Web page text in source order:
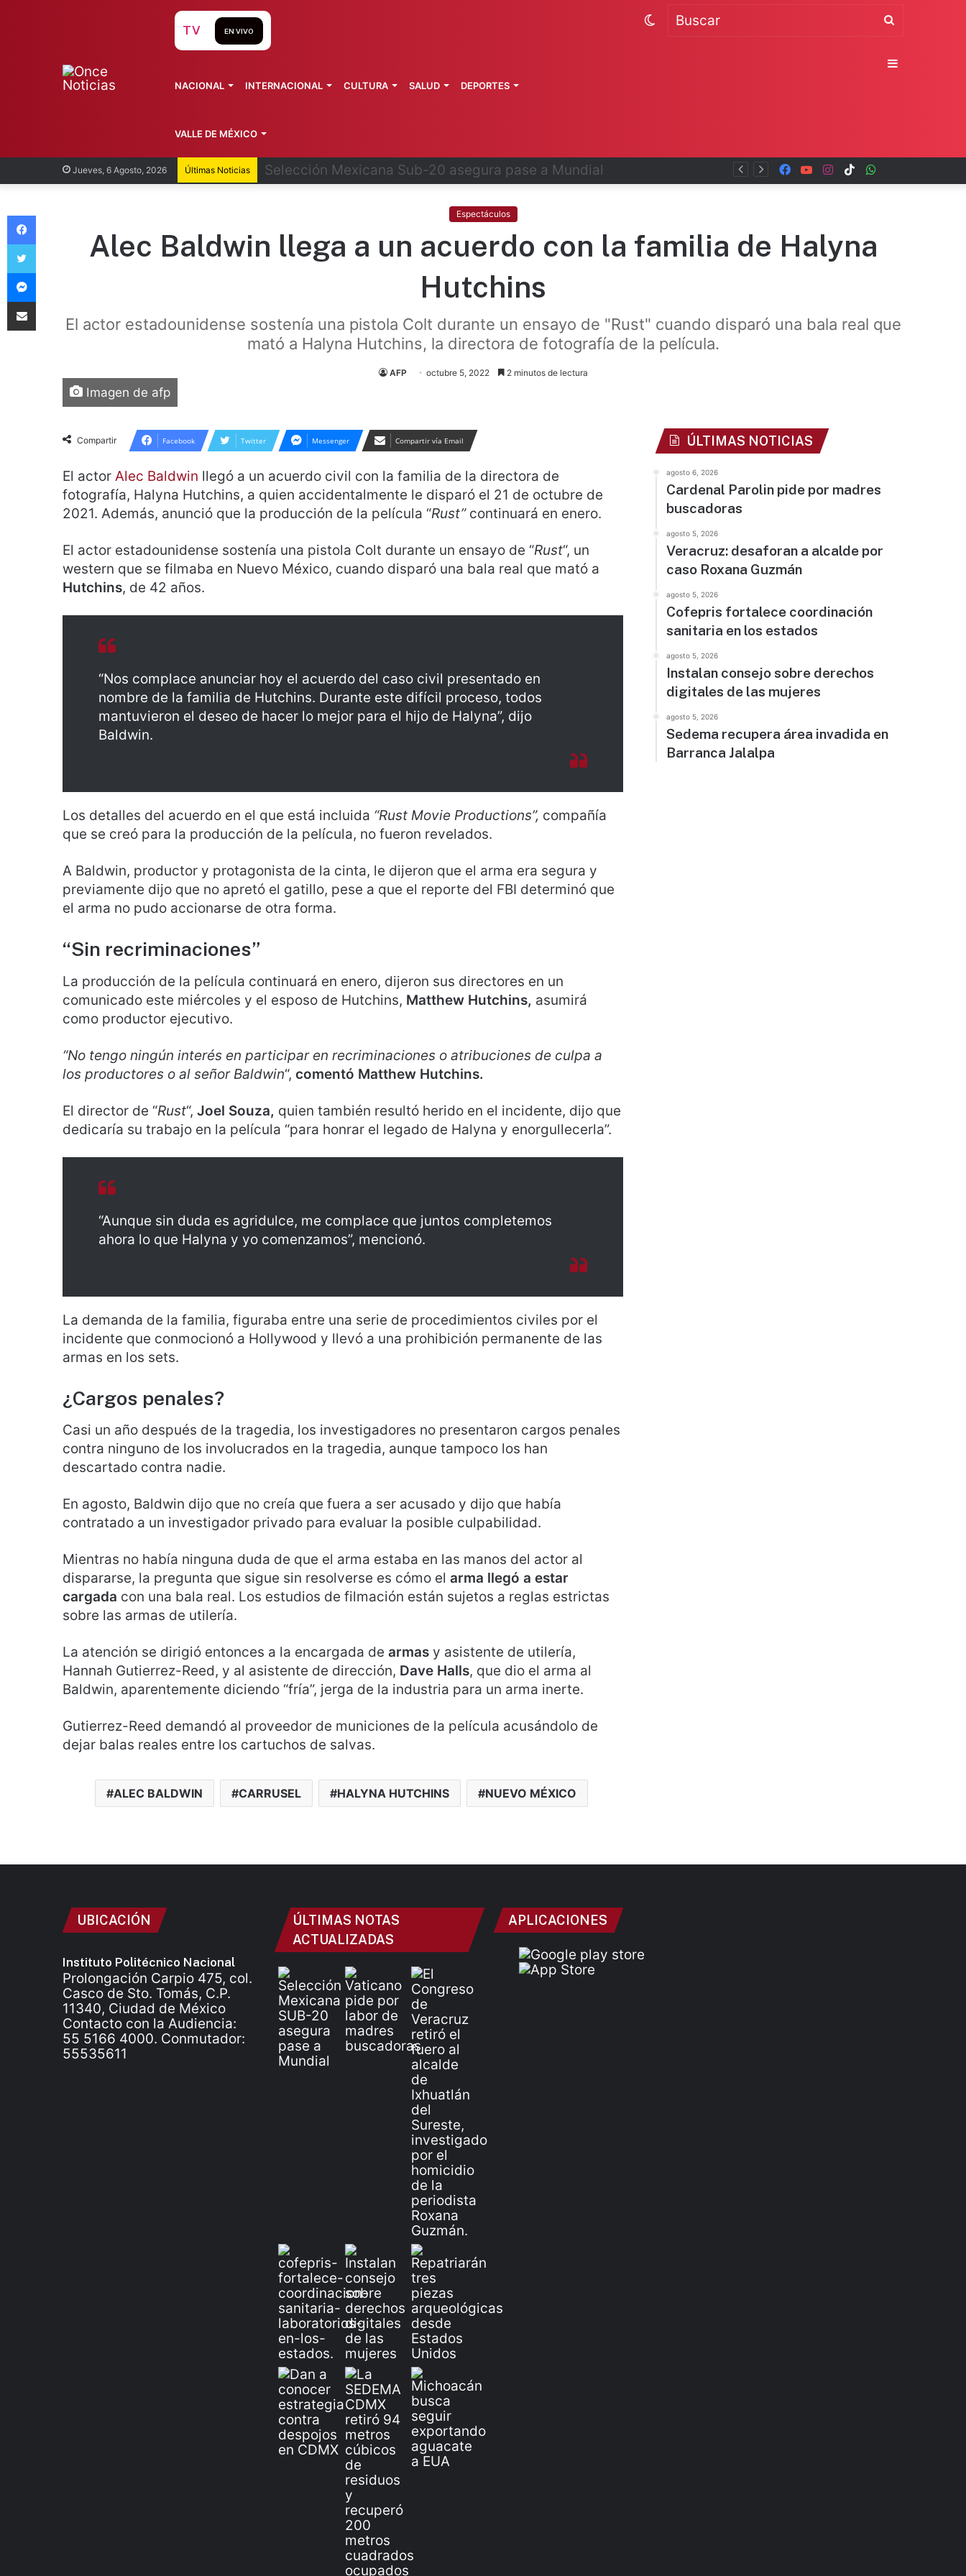
Jueves, 6 Agosto, 2026 Últimas Noticias Cardenal Parolin pide por madres buscadoras TikTok
Instagram
YouTube
Facebook
TV EN VIVO
NACIONAL INTERNACIONAL CULTURA SALUD DEPORTES
VALLE DE MÉXICO
Buscar
Switch
Sidebar
Espectáculos
Alec Baldwin llega a un acuerdo con la familia de Halyna
Hutchins
El actor estadounidense sostenía una pistola Colt durante un ensayo de "Rust" cuando disparó una bala real que
mató a Halyna Hutchins, la directora de fotografía de la película.
AFP octubre 5, 2022 2 minutos de lectura
Imagen de afp
Compartir Facebook Twitter Messenger Compartir vía Email
El actor Alec Baldwin llegó a un acuerdo civil con la familia de la directora de
fotografía, Halyna Hutchins, a quien accidentalmente le disparó el 21 de octubre de
2021. Además, anunció que la producción de la película “Rust”continuará en enero.
El actor estadounidense sostenía una pistola Colt durante un ensayo de “Rust“, un
western que se filmaba en Nuevo México, cuando disparó una bala real que mató a
Hutchins, de 42 años.
“Nos complace anunciar hoy el acuerdo del caso civil presentado en
nombre de la familia de Hutchins. Durante este difícil proceso, todos
mantuvieron el deseo de hacer lo mejor para el hijo de Halyna”, dijo
Baldwin.
Los detalles del acuerdo en el que está incluida “Rust Movie Productions”, compañía
que se creó para la producción de la película, no fueron revelados.
A Baldwin, productor y protagonista de la cinta, le dijeron que el arma era segura y
previamente dijo que no apretó el gatillo, pese a que el reporte del FBI determinó que
el arma no pudo accionarse de otra forma.
“Sin recriminaciones”
La producción de la película continuará en enero, dijeron sus directores en un
comunicado este miércoles y el esposo de Hutchins, Matthew Hutchins, asumirá
como productor ejecutivo.
“No tengo ningún interés en participar en recriminaciones o atribuciones de culpa a
los productores o al señor Baldwin“, comentó Matthew Hutchins.
El director de “Rust“, Joel Souza, quien también resultó herido en el incidente, dijo que
dedicaría su trabajo en la película “para honrar el legado de Halyna y enorgullecerla”.
“Aunque sin duda es agridulce, me complace que juntos completemos
ahora lo que Halyna y yo comenzamos”, mencionó.
La demanda de la familia, figuraba entre una serie de procedimientos civiles por el
incidente que conmocionó a Hollywood y llevó a una prohibición permanente de las
armas en los sets.
¿Cargos penales?
Casi un año después de la tragedia, los investigadores no presentaron cargos penales
contra ninguno de los involucrados en la tragedia, aunque tampoco los han
descartado contra nadie.
En agosto, Baldwin dijo que no creía que fuera a ser acusado y dijo que había
contratado a un investigador privado para evaluar la posible culpabilidad.
Mientras no había ninguna duda de que el arma estaba en las manos del actor al
dispararse, la pregunta que sigue sin resolverse es cómo el arma llegó a estar
cargada con una bala real. Los estudios de filmación están sujetos a reglas estrictas
sobre las armas de utilería.
La atención se dirigió entonces a la encargada de armas y asistente de utilería,
Hannah Gutierrez-Reed, y al asistente de dirección, Dave Halls, que dio el arma al
Baldwin, aparentemente diciendo “fría”, jerga de la industria para un arma inerte.
Gutierrez-Reed demandó al proveedor de municiones de la película acusándolo de
dejar balas reales entre los cartuchos de salvas.
ALEC BALDWIN CARRUSEL HALYNA HUTCHINS NUEVO MÉXICO
ÚLTIMAS NOTICIAS
agosto 6, 2026
Cardenal Parolin pide por madres
buscadoras
agosto 5, 2026
Veracruz: desaforan a alcalde por
caso Roxana Guzmán
agosto 5, 2026
Cofepris fortalece coordinación
sanitaria en los estados
agosto 5, 2026
Instalan consejo sobre derechos
digitales de las mujeres
agosto 5, 2026
Sedema recupera área invadida en
Barranca Jalalpa
UBICACIÓN
Instituto Politécnico Nacional
Prolongación Carpio 475, col.
Casco de Sto. Tomás, C.P.
11340, Ciudad de México
Contacto con la Audiencia:
55 5166 4000. Conmutador:
55535611
ÚLTIMAS NOTAS
ACTUALIZADAS
APLICACIONES
Facebook
Twitter
Messenger
Compartir vía Email